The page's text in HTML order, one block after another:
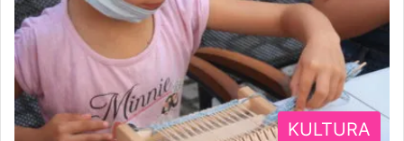
KULTURA